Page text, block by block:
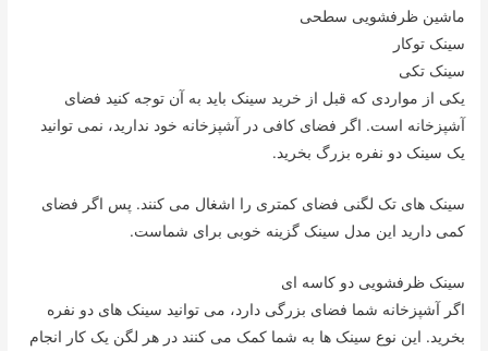
ماشین ظرفشویی سطحی
سینک توکار
سینک تکی
یکی از مواردی که قبل از خرید سینک باید به آن توجه کنید فضای
آشپزخانه است. اگر فضای کافی در آشپزخانه خود ندارید، نمی توانید
یک سینک دو نفره بزرگ بخرید.
سینک های تک لگنی فضای کمتری را اشغال می کنند. پس اگر فضای
کمی دارید این مدل سینک گزینه خوبی برای شماست.
سینک ظرفشویی دو کاسه ای
اگر آشپزخانه شما فضای بزرگی دارد، می توانید سینک های دو نفره
بخرید. این نوع سینک ها به شما کمک می کنند در هر لگن یک کار انجام